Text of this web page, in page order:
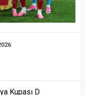
Kupası D